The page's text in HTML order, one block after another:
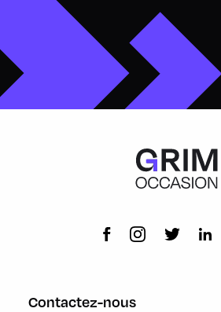
Contactez-nous